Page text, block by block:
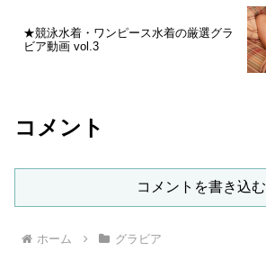
★競泳水着・ワンピース水着の厳選グラ
ビア動画 vol.3
コメント
コメントを書き込む
ホーム グラビア